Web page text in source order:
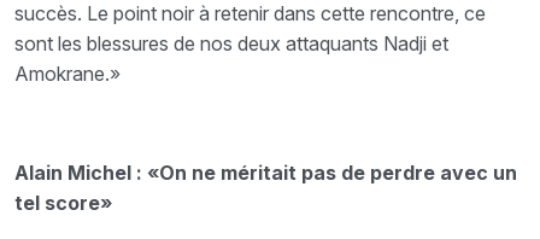
succès. Le point noir à retenir dans cette rencontre, ce
sont les blessures de nos deux attaquants Nadji et
Amokrane.»
Alain Michel : «On ne méritait pas de perdre avec un
tel score»